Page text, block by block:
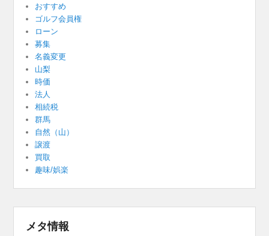
おすすめ
ゴルフ会員権
ローン
募集
名義変更
山梨
時価
法人
相続税
群馬
自然（山）
譲渡
買取
趣味/娯楽
メタ情報